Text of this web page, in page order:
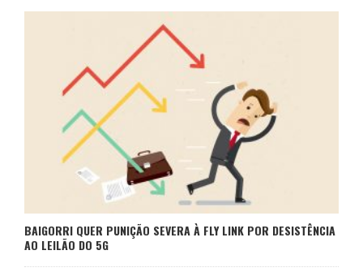
BAIGORRI QUER PUNIÇÃO SEVERA À FLY LINK POR DESISTÊNCIA
AO LEILÃO DO 5G